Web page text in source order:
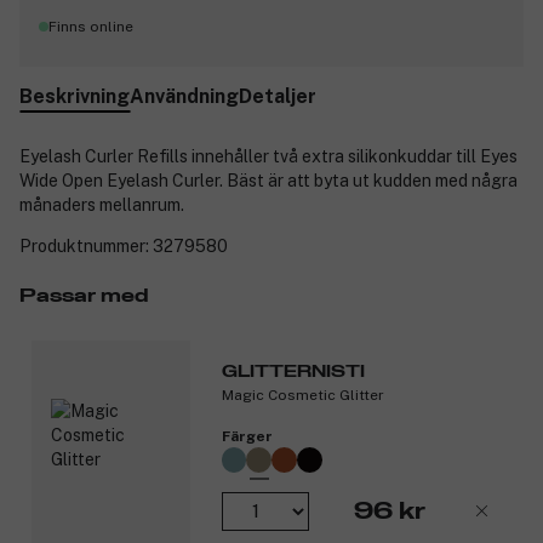
Finns online
BeskrivningAnvändningDetaljer
Eyelash Curler Refills innehåller två extra silikonkuddar till Eyes
Wide Open Eyelash Curler. Bäst är att byta ut kudden med några
månaders mellanrum.
Produktnummer: 3279580
Passar med
GLITTERNISTI
Magic Cosmetic Glitter
Färger
96 kr